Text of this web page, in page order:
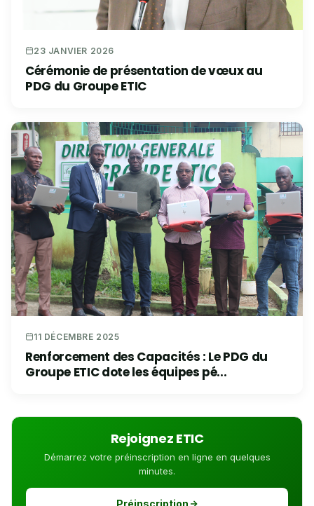
23 JANVIER 2026
Cérémonie de présentation de vœux au
PDG du Groupe ETIC
11 DÉCEMBRE 2025
Renforcement des Capacités : Le PDG du
Groupe ETIC dote les équipes pé...
Rejoignez ETIC
Démarrez votre préinscription en ligne en quelques
minutes.
Préinscription